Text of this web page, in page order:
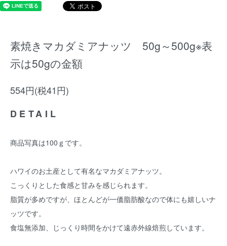
素焼きマカダミアナッツ 50g～500g※表
示は50gの金額
554円(税41円)
DETAIL
商品写真は100ｇです。
ハワイのお土産として有名なマカダミアナッツ。
こっくりとした食感と甘みを感じられます。
脂質が多めですが、ほとんどが一価脂肪酸なので体にも嬉しいナ
ッツです。
食塩無添加、じっくり時間をかけて遠赤外線焙煎しています。